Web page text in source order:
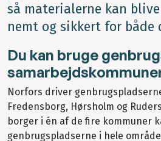
så materialerne kan
nemt og sikkert for både
Du kan bruge
Norfors driver
Fredensborg, Hørsholm og
borger i én af de fire kommuner
genbrugspladserne i hele